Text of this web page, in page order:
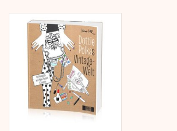
Dackel
Kalender
Kera Kids